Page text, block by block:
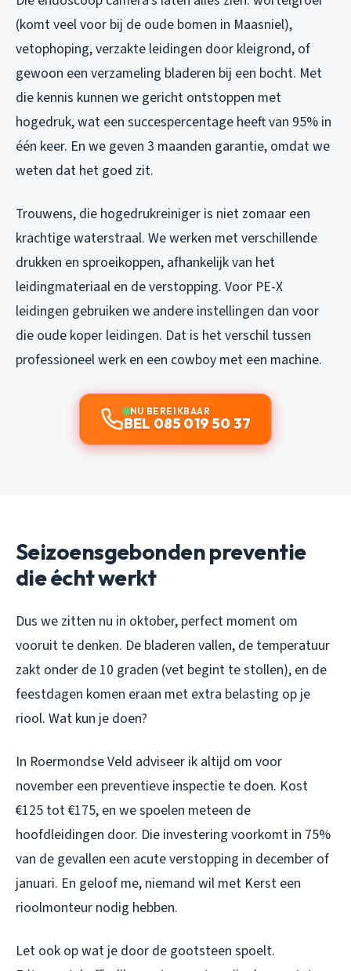
(komt veel voor bij de oude bomen in Maasniel),
vetophoping, verzakte leidingen door kleigrond, of
gewoon een verzameling bladeren bij een bocht. Met
die kennis kunnen we gericht ontstoppen met
hogedruk, wat een succespercentage heeft van 95% in
één keer. En we geven 3 maanden garantie, omdat we
weten dat het goed zit.
Trouwens, die hogedrukreiniger is niet zomaar een
krachtige waterstraal. We werken met verschillende
drukken en sproeikoppen, afhankelijk van het
leidingmateriaal en de verstopping. Voor PE-X
leidingen gebruiken we andere instellingen dan voor
die oude koper leidingen. Dat is het verschil tussen
professioneel werk en een cowboy met een machine.
NU BEREIKBAAR
BEL 085 019 50 37
Seizoensgebonden preventie
die écht werkt
Dus we zitten nu in oktober, perfect moment om
vooruit te denken. De bladeren vallen, de temperatuur
zakt onder de 10 graden (vet begint te stollen), en de
feestdagen komen eraan met extra belasting op je
riool. Wat kun je doen?
In Roermondse Veld adviseer ik altijd om voor
november een preventieve inspectie te doen. Kost
€125 tot €175, en we spoelen meteen de
hoofdleidingen door. Die investering voorkomt in 75%
van de gevallen een acute verstopping in december of
januari. En geloof me, niemand wil met Kerst een
rioolmonteur nodig hebben.
Let ook op wat je door de gootsteen spoelt.